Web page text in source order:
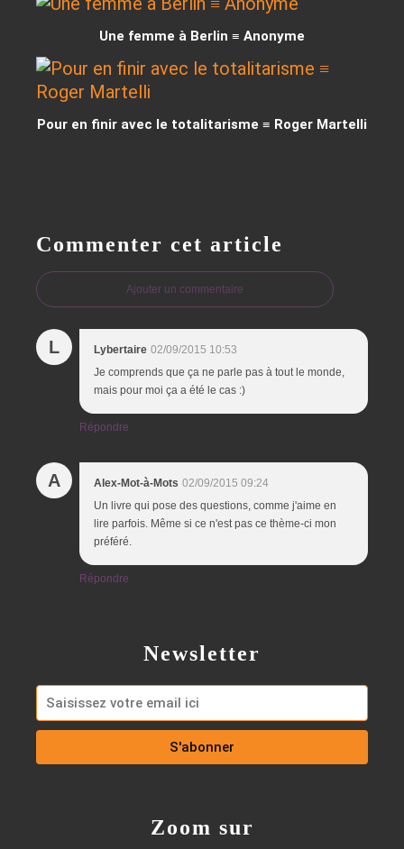
Une femme à Berlin ≡ Anonyme
Pour en finir avec le totalitarisme ≡ Roger Martelli
Commenter cet article
Ajouter un commentaire
L Lybertaire 02/09/2015 10:53
Je comprends que ça ne parle pas à tout le monde,
mais pour moi ça a été le cas :)
Répondre
A Alex-Mot-à-Mots 02/09/2015 09:24
Un livre qui pose des questions, comme j'aime en
lire parfois. Même si ce n'est pas ce thème-ci mon
préféré.
Répondre
Newsletter
Zoom sur